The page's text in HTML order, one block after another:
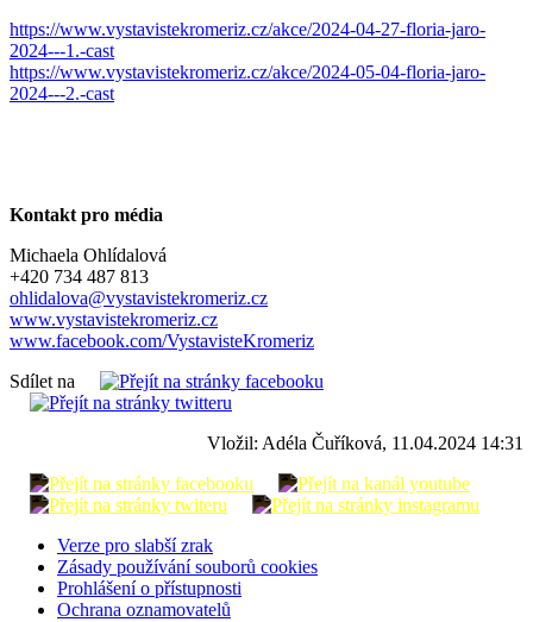
https://www.vystavistekromeriz.cz/akce/2024-04-27-floria-jaro-
2024---1.-cast
https://www.vystavistekromeriz.cz/akce/2024-05-04-floria-jaro-
2024---2.-cast
Kontakt pro média
Michaela Ohlídalová
+420 734 487 813
ohlidalova@vystavistekromeriz.cz
www.vystavistekromeriz.cz
www.facebook.com/VystavisteKromeriz
Sdílet na
Vložil: Adéla Čuříková, 11.04.2024 14:31
Verze pro slabší zrak
Zásady používání souborů cookies
Prohlášení o přístupnosti
Ochrana oznamovatelů